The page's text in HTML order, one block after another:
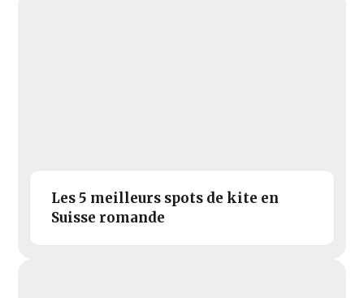
Les 5 meilleurs spots de kite en
Suisse romande